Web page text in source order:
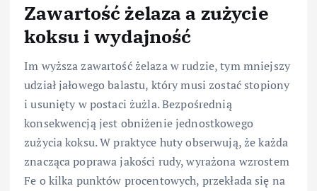
Zawartość żelaza a zużycie
koksu i wydajność
Im wyższa zawartość żelaza w rudzie, tym mniejszy
udział jałowego balastu, który musi zostać stopiony
i usunięty w postaci żużla. Bezpośrednią
konsekwencją jest obniżenie jednostkowego
zużycia koksu. W praktyce huty obserwują, że każda
znacząca poprawa jakości rudy, wyrażona wzrostem
Fe o kilka punktów procentowych, przekłada się na